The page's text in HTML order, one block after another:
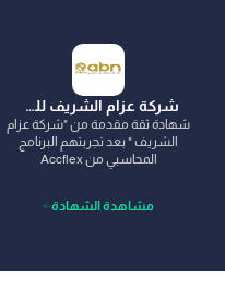
شركة عزام الشريف للمقاولات
شهادة ثقة مقدمة من "شركة عزام
الشريف " بعد تجربتهم البرنامج
المحاسبي من Accflex
مشاهدة الشهادة